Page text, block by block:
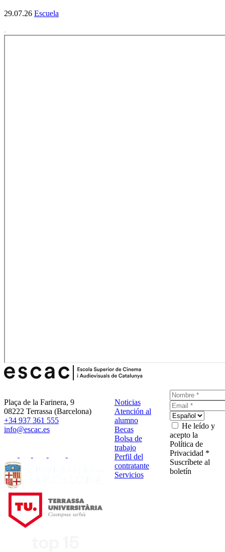
29.07.26 Escuela
Plaça de la Farinera, 9
08222 Terrassa (Barcelona)
+34 937 361 555
info@escac.es
Noticias
Atención al
alumno
Becas
Bolsa de
trabajo
Perfil del
contratante
Servicios
He leído y
acepto la
Política de
Privacidad *
Suscríbete al
boletín